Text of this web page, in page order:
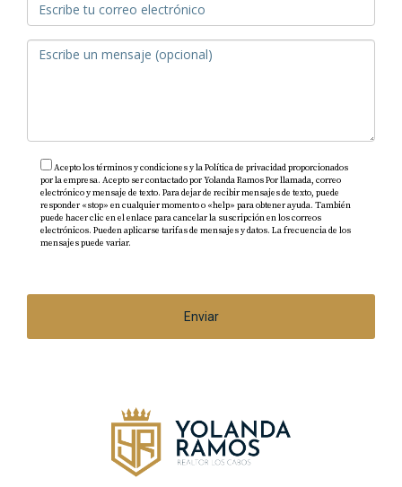
Sí, quiero venderte una villa.
Pero también quierocompartir esta experiencia
me atrapó por completo.
Solo queríadesconectar…
Y terminéenamorada de un lugarque no sabía que
necesitaba.
En mi experiencia,sé identificar una oportunidad
es una oportunidad únicade
llena el alma.
Acepto los términos y condiciones y la Política de privacidad proporcionados
por la empresa. Acepto ser contactado por Yolanda Ramos Por llamada, correo
electrónico y mensaje de texto. Para dejar de recibir mensajes de texto, puede
responder «stop» en cualquier momento o «help» para obtener ayuda. También
puede hacer clic en el enlace para cancelar la suscripción en los correos
electrónicos. Pueden aplicarse tarifas de mensajes y datos. La frecuencia de los
mensajes puede variar.
Enviar